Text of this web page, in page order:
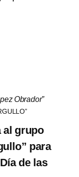
Obrador”
al grupo
para
de las